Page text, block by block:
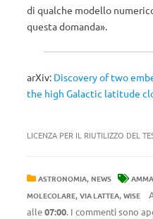
di qualche modello
questa domanda».
arXiv: Discovery of two
the high Galactic latitude
LICENZA PER IL RIUTILIZZO DEL
ASTRONOMIA, NEWS
MOLECOLARE, VIA LATTEA, WISE
alle07:00. I commenti sono